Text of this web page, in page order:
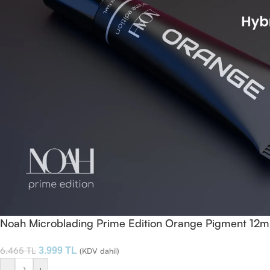
Noah Microblading Prime Edition Orange Pigment
6.465TL 3.999 TL (KDV dahil)